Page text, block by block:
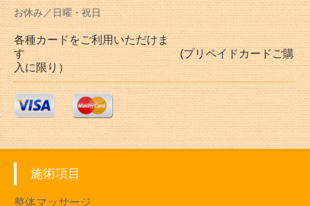
お休み／日曜・祝日
各種カードをご利用いただけま
す (プリペイドカードご購
入に限り）
施術項目
整体マッサージ